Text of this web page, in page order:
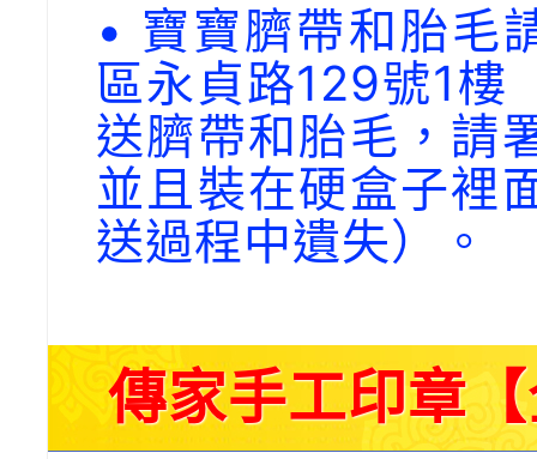
• 寶寶臍帶和胎毛
區永貞路129號1樓
送臍帶和胎毛，請
並且裝在硬盒子裡
送過程中遺失）。
傳家手工印章